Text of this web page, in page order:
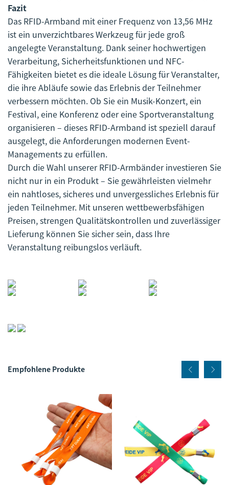
Fazit
Das RFID-Armband mit einer Frequenz von 13,56 MHz
ist ein unverzichtbares Werkzeug für jede groß
angelegte Veranstaltung. Dank seiner hochwertigen
Verarbeitung, Sicherheitsfunktionen und NFC-
Fähigkeiten bietet es die ideale Lösung für Veranstalter,
die ihre Abläufe sowie das Erlebnis der Teilnehmer
verbessern möchten. Ob Sie ein Musik-Konzert, ein
Festival, eine Konferenz oder eine Sportveranstaltung
organisieren – dieses RFID-Armband ist speziell darauf
ausgelegt, die Anforderungen modernen Event-
Managements zu erfüllen.
Durch die Wahl unserer RFID-Armbänder investieren Sie
nicht nur in ein Produkt – Sie gewährleisten vielmehr
ein nahtloses, sicheres und unvergessliches Erlebnis für
jeden Teilnehmer. Mit unseren wettbewerbsfähigen
Preisen, strengen Qualitätskontrollen und zuverlässiger
Lieferung können Sie sicher sein, dass Ihre
Veranstaltung reibungslos verläuft.
Empfohlene Produkte